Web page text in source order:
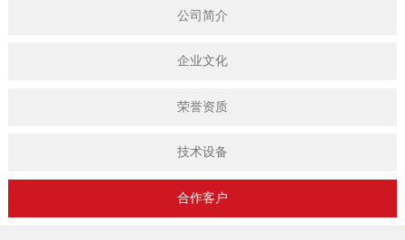
公司简介
企业文化
荣誉资质
技术设备
合作客户